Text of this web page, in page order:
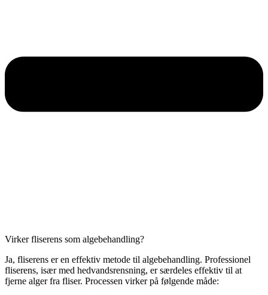
Virker fliserens som algebehandling?
Ja, fliserens er en effektiv metode til algebehandling. Professionel
fliserens, især med hedvandsrensning, er særdeles effektiv til at
fjerne alger fra fliser. Processen virker på følgende måde: